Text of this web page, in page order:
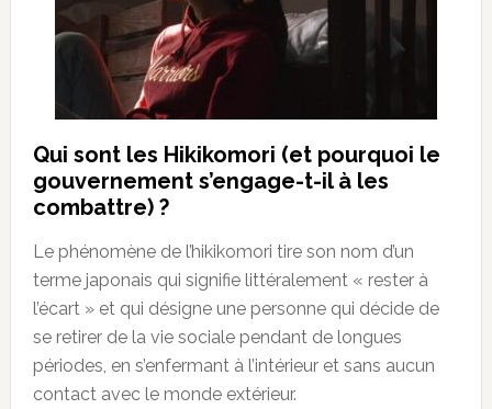
Qui sont les Hikikomori (et pourquoi le
gouvernement s’engage-t-il à les
combattre) ?
Le phénomène de l’hikikomori tire son nom d’un
terme japonais qui signifie littéralement « rester à
l’écart » et qui désigne une personne qui décide de
se retirer de la vie sociale pendant de longues
périodes, en s’enfermant à l’intérieur et sans aucun
contact avec le monde extérieur.